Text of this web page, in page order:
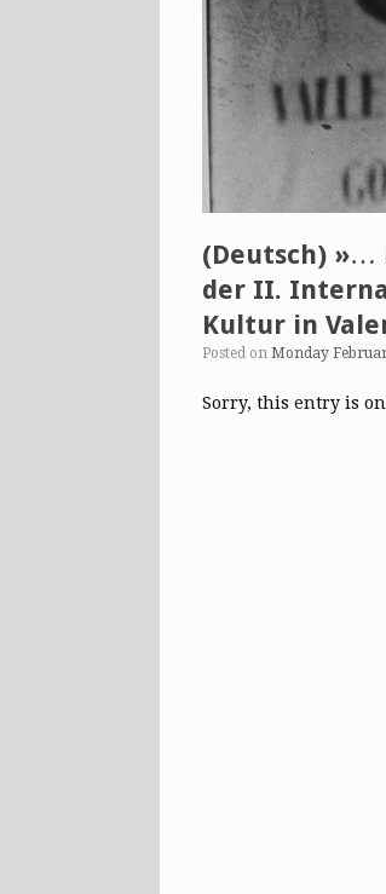
(Deutsch) »…
der II.
Kultur in
Posted on Monday
Sorry, this entry is